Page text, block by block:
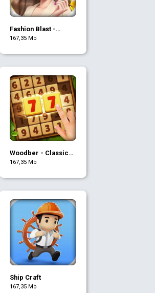
Fashion Blast -
Puzzle Games
167,35 Mb
Woodber - Classic
Number Game
167,35 Mb
Ship Craft
167,35 Mb